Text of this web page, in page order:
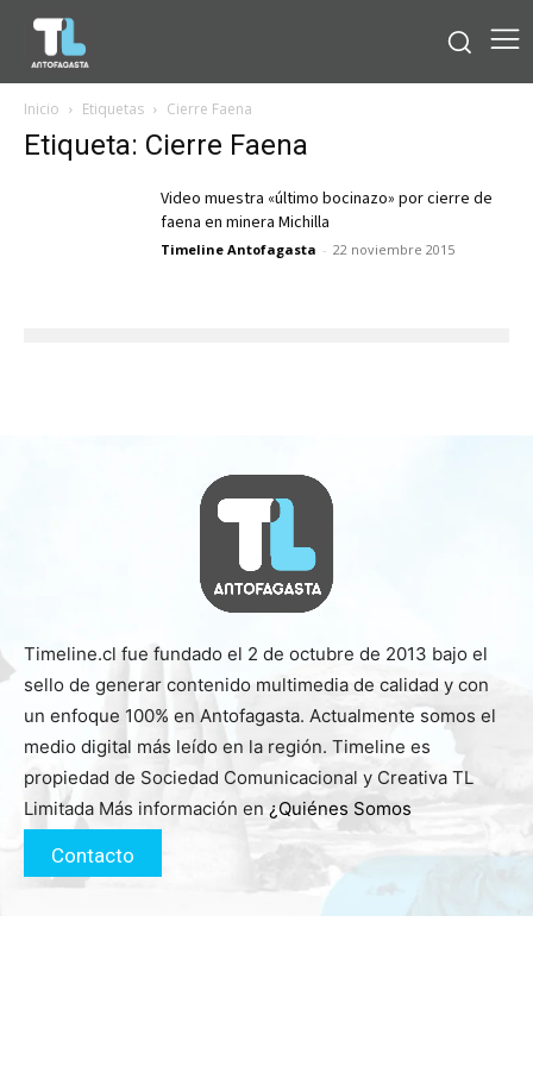
Inicio Etiquetas Cierre Faena
Etiqueta: Cierre Faena
Video muestra «último bocinazo» por cierre de
faena en minera Michilla
Timeline Antofagasta - 22 noviembre 2015
Timeline.cl fue fundado el 2 de octubre de 2013 bajo el
sello de generar contenido multimedia de calidad y con
un enfoque 100% en Antofagasta. Actualmente somos el
medio digital más leído en la región. Timeline es
propiedad de Sociedad Comunicacional y Creativa TL
Limitada Más información en ¿Quiénes Somos
Contacto